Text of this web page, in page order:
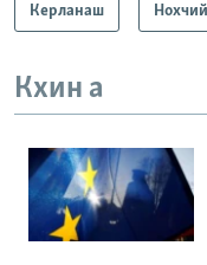
Керланаш
Кхин а